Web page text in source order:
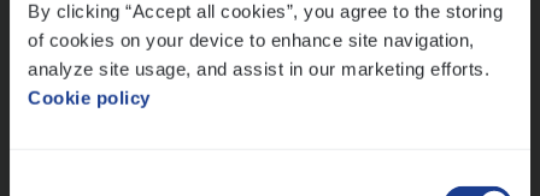
By clicking “Accept all cookies”, you agree to the storing
of cookies on your device to enhance site navigation,
analyze site usage, and assist in our marketing efforts.
Cookie policy